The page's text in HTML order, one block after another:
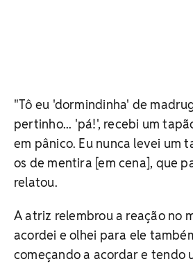
"Tô eu 'dormindinha' de
pertinho... 'pá!', recebi um
em pânico. Eu nunca levei um
os de mentira [em cena], que
relatou.
A atriz relembrou a reação no
acordei e olhei para ele
começando a acordar e tendo